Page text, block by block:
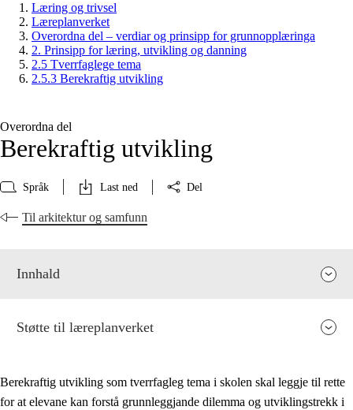
Læring og trivsel
Læreplanverket
Overordna del – verdiar og prinsipp for grunnopplæringa
2. Prinsipp for læring, utvikling og danning
2.5 Tverrfaglege tema
2.5.3 Berekraftig utvikling
Overordna del
Berekraftig utvikling
Språk Last ned Del
Til arkitektur og samfunn
Innhald
Støtte til læreplanverket
Berekraftig utvikling som tverrfagleg tema i skolen skal leggje til rette
for at elevane kan forstå grunnleggjande dilemma og utviklingstrekk i